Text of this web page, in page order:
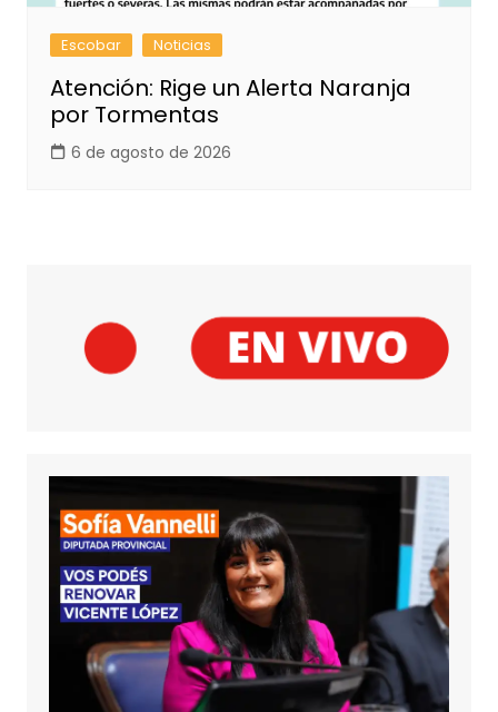
Escobar Noticias
Atención: Rige un Alerta Naranja
por Tormentas
6 de agosto de 2026